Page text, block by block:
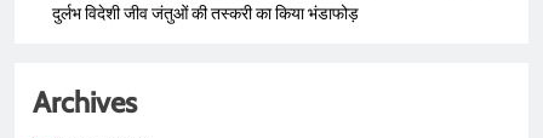
दुर्लभ विदेशी जीव जंतुओं की तस्करी का किया भंडाफोड़
Archives